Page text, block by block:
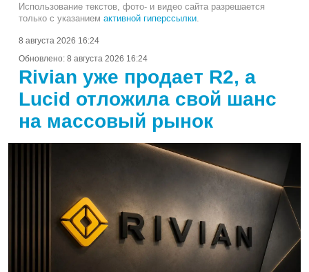
Использование текстов, фото- и видео сайта разрешается
только с указанием активной гиперссылки.
8 августа 2026 16:24
Обновлено: 8 августа 2026 16:24
Rivian уже продает R2, а
Lucid отложила свой шанс
на массовый рынок